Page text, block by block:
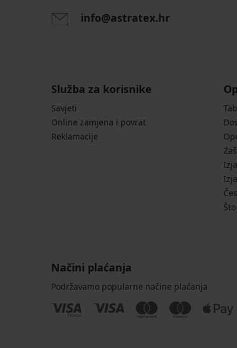
info@astratex.hr
Služba za korisnike
Savjeti
Online zamjena i povrat
Reklamacije
Načini plaćanja
Podržavamo popularne načine plaćanja